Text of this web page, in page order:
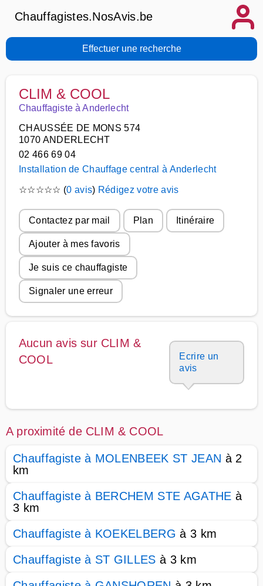
Chauffagistes.NosAvis.be
Effectuer une recherche
CLIM & COOL
Chauffagiste à Anderlecht
CHAUSSÉE DE MONS 574
1070 ANDERLECHT
02 466 69 04
Installation de Chauffage central à Anderlecht
☆☆☆☆☆ (0 avis) Rédigez votre avis
Contactez par mail Plan Itinéraire
Ajouter à mes favoris
Je suis ce chauffagiste
Signaler une erreur
Aucun avis sur CLIM &
COOL
Ecrire un
avis
A proximité de CLIM & COOL
Chauffagiste à MOLENBEEK ST JEAN à 2
km
Chauffagiste à BERCHEM STE AGATHE à
3 km
Chauffagiste à KOEKELBERG à 3 km
Chauffagiste à ST GILLES à 3 km